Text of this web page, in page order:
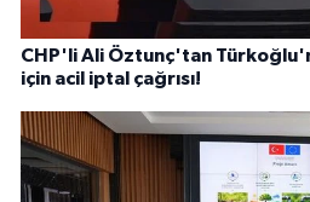
CHP'li Ali Öztunç'tan
için acil iptal çağrısı!